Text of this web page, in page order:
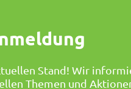
Stand! Wir
Themen und